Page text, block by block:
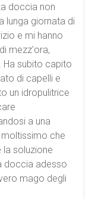
doccia non
lunga giornata di
e mi hanno
mezz'ora,
Ha subito capito
di capelli e
un idropulitrice
a una
che
soluzione
doccia adesso
mago degli